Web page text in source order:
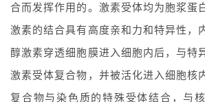
联
系
我
们
合而发挥作用的。激素受体均为胞浆蛋
激素的结合具有高度亲和力和特异性，
醇激素穿透细胞膜进入细胞内后，与特
激素受体复合物，并被活化进入细胞核
复合物与染色质的特殊受体结合，与